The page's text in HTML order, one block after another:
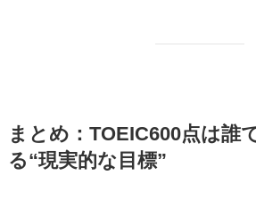
まとめ：TOEIC600点は誰
る“現実的な目標”